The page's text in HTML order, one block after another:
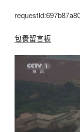
包養留言板